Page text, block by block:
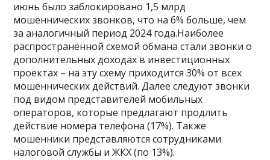
июнь было заблокировано 1,5 млрд
мошеннических звонков, что на 6% больше, чем
за аналогичный период 2024 года.Наиболее
распространённой схемой обмана стали звонки о
дополнительных доходах в инвестиционных
проектах – на эту схему приходится 30% от всех
мошеннических действий. Далее следуют звонки
под видом представителей мобильных
операторов, которые предлагают продлить
действие номера телефона (17%). Также
мошенники представляются сотрудниками
налоговой службы и ЖКХ (по 13%).